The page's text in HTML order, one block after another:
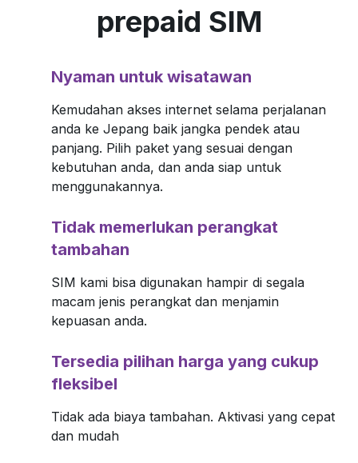
Step 2
card.
Pastikan untuk mematikan device anda
terlebih dulu sebelum mengganti SIM
card.
Step 3
Nama
APN
prepaid SIM
Nyaman untuk wisatawan
Kemudahan akses internet selama perjalanan
anda ke Jepang baik jangka pendek atau
panjang. Pilih paket yang sesuai dengan
kebutuhan anda, dan anda siap untuk
menggunakannya.
Tidak memerlukan perangkat
tambahan
SIM kami bisa digunakan hampir di segala
macam jenis perangkat dan menjamin
kepuasan anda.
Tersedia pilihan harga yang cukup
fleksibel
Tidak ada biaya tambahan. Aktivasi yang cepat
dan mudah